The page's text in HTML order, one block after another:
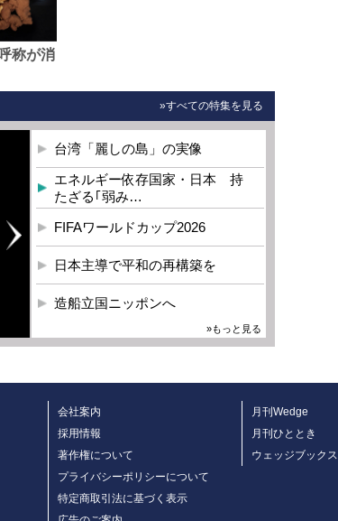
称が消
»すべての特集を見る
台湾「麗しの島」の実像
エネルギー依存国家・日本 持
たざる｢弱み…
FIFAワールドカップ2026
日本主導で平和の再構築を
造船立国ニッポンへ
»もっと見る
会社案内
採用情報
著作権について
プライバシーポリシーについて
特定商取引法に基づく表示
月刊Wedge
月刊ひととき
ウェッジブックス